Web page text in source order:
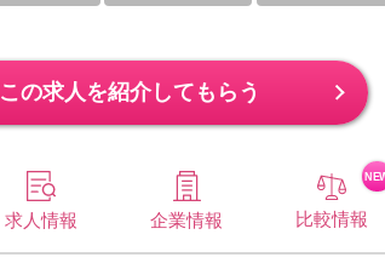
この求人を紹介してもらう
求人情報 企業情報 比較情報